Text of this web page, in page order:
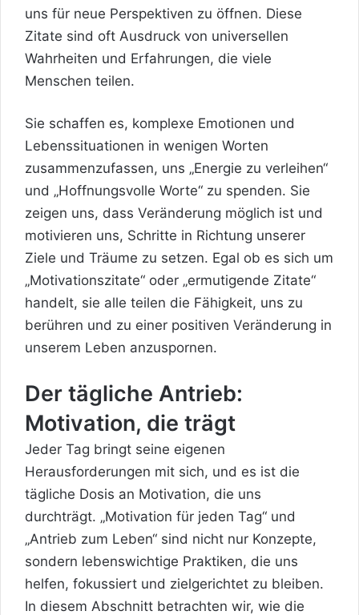
uns für neue Perspektiven zu öffnen. Diese
Zitate sind oft Ausdruck von universellen
Wahrheiten und Erfahrungen, die viele
Menschen teilen.
Sie schaffen es, komplexe Emotionen und
Lebenssituationen in wenigen Worten
zusammenzufassen, uns „Energie zu verleihen“
und „Hoffnungsvolle Worte“ zu spenden. Sie
zeigen uns, dass Veränderung möglich ist und
motivieren uns, Schritte in Richtung unserer
Ziele und Träume zu setzen. Egal ob es sich um
„Motivationszitate“ oder „ermutigende Zitate“
handelt, sie alle teilen die Fähigkeit, uns zu
berühren und zu einer positiven Veränderung in
unserem Leben anzuspornen.
Der tägliche Antrieb:
Motivation, die trägt
Jeder Tag bringt seine eigenen
Herausforderungen mit sich, und es ist die
tägliche Dosis an Motivation, die uns
durchträgt. „Motivation für jeden Tag“ und
„Antrieb zum Leben“ sind nicht nur Konzepte,
sondern lebenswichtige Praktiken, die uns
helfen, fokussiert und zielgerichtet zu bleiben.
In diesem Abschnitt betrachten wir, wie die